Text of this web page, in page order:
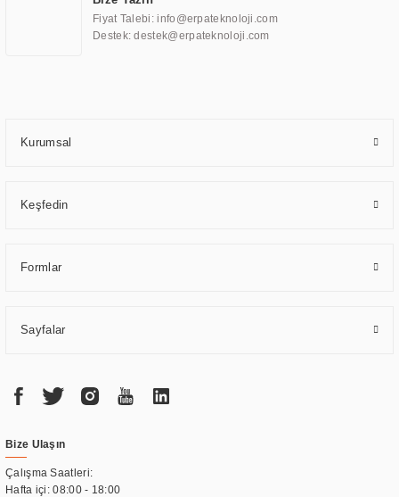
ve karşılamak için özelleştirilmiş çözümler geliştirmek, ERPA Teknoloji'nin
uzmanlık alanları arasında yer almaktadır. ERPA Teknoloji, uluslararası
Fiyat Talebi: info@erpateknoloji.com
Destek: destek@erpateknoloji.com
Kurumsal
Keşfedin
Formlar
Sayfalar
Bize Ulaşın
Çalışma Saatleri:
Hafta içi: 08:00 - 18:00